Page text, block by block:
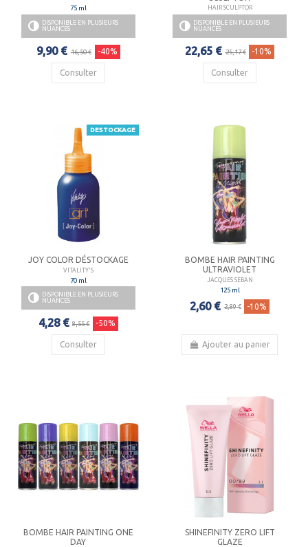
75 ml
DISPONIBLE EN PLUSIEURS
NUANCES
9,90 € 16,50 € -40%
Consulter
HAIR SCULPTOR
DISPONIBLE EN PLUSIEURS
NUANCES
22,65 € 25,17 € -10%
Consulter
DESTOCKAGE
JOY COLOR DÉSTOCKAGE
VITALITY'S
70 ml
DISPONIBLE EN PLUSIEURS
NUANCES
4,28 € 8,55 € -50%
Consulter
BOMBE HAIR PAINTING
ULTRAVIOLET
JACQUES SEBAN
125 ml
2,60 € 2,89 € -10%
Ajouter au panier
BOMBE HAIR PAINTING ONE
DAY
SHINEFINITY ZERO LIFT
GLAZE